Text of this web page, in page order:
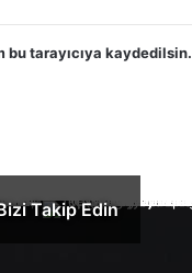
bu tarayıcıya kaydedilsin.
Takip Edin